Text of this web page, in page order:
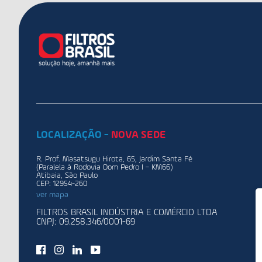
LOCALIZAÇÃO - NOVA SEDE
R. Prof. Masatsugu Hirota, 65, Jardim Santa Fé
(Paralela à Rodovia Dom Pedro I – KM66)
Atibaia, São Paulo
CEP: 12954-260
ver mapa
FILTROS BRASIL INDÚSTRIA E COMÉRCIO LTDA
CNPJ: 09.258.346/0001-69